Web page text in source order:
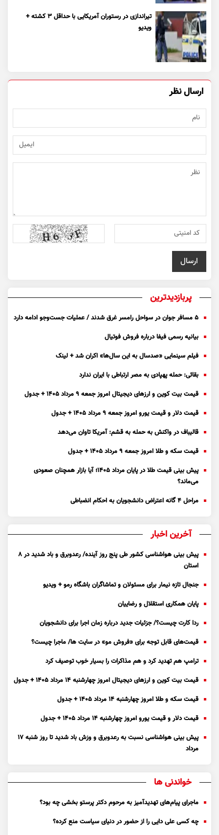
تیراندازی در رستوران آمریکایی با حداقل ۳ کشته +
ویدیو
ارسال نظر
پربازدیدترین
۵ مسافر جوان در سواحل رامسر غرق شدند / عملیات جست‌و‌جو ادامه دارد
بیانیه رسمی فیفا درباره فروش فوتیال
فیلم سینمایی «صدسال به این سال‌ها» اکران شد + لینک
بقائی: حمله پهپادی به مصر ارتباطی با ایران ندارد
قیمت بیت کوین و ارز‌های دیجیتال امروز جمعه ۹ مرداد ۱۴۰۵ + جدول
قیمت دلار و قیمت یورو امروز جمعه ۹ مرداد ۱۴۰۵ + جدول
قالیباف در واکنش به حمله به قشم: آمریکا تاوان می‌دهد
قیمت سکه و طلا امروز جمعه ۹ مرداد ۱۴۰۵ + جدول
پیش بینی قیمت طلا در پایان مرداد 1405؛ آیا بازار همچنان صعودی
می‌ماند؟
مراحل ۴ گانه اعتراض دانشجویان به احکام انضباطی
آخرین اخبار
پیش بینی هواشناسی کشور طی پنج روز آینده/ رعدوبرق و باد شدید در ۸
استان
جنجال تازه نیمار برای مسئولان و تماشاگران باشگاه رمو + ویدیو
پایان همکاری استقلال و رضاییان
ردا کارت چیست؟/ جزئیات جدید درباره زمان اجرا برای دانشجویان
قیمت‌های قابل توجه برای «فروش مو» در سایت ها/ ماجرا چیست؟
ترامپ هم تهدید کرد و هم مذاکرات را بسیار خوب توصیف کرد
قیمت بیت کوین و ارز‌های دیجیتال امروز چهارشنبه ۱۴ مرداد ۱۴۰۵ + جدول
قیمت سکه و طلا امروز چهارشنبه ۱۴ مرداد ۱۴۰۵ + جدول
قیمت دلار و قیمت یورو امروز چهارشنبه ۱۴ مرداد ۱۴۰۵ + جدول
پیش بینی هواشناسی نسبت به رعدوبرق و وزش باد شدید تا روز شنبه ۱۷
مرداد
خواندنی ها
ماجرای پیام‌های تهدیدآمیز به مرحوم دکتر پرستو بخشی چه بود؟
چه کسی علی دایی را از حضور در دنیای سیاست منع کرده؟